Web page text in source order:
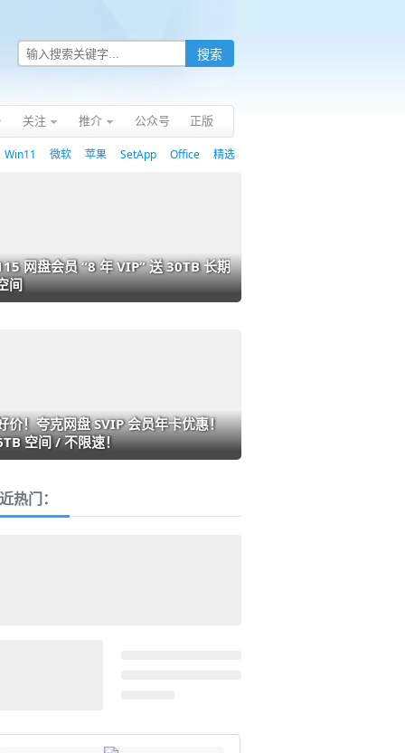
关注 推介 公众号 正版
Win11 微软 苹果 SetApp Office 精选
网盘会员 “8 年 VIP” 送 30TB 长期
间
价！夸克网盘 SVIP 会员年卡优惠！
空间 / 不限速！
热门：